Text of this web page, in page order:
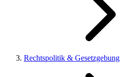
Rechtspolitik & Gesetzgebung